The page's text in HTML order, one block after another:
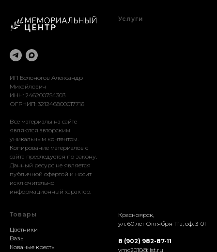
ИП Белоногов Александр
Михайлович
ИНН: 246200754303
ОГРНИП: 321246800017716
Все материалы на сайте
являются авторским
уникальным контентом.
Копирование материалов с
сайта преследуется по закону.
Данный ресурс не является
публичной офертой и носит
исключительно
информационный характер.
Услуги
Товары
Цветники
Вазы
Кованые кресты
Красноярск,
ул. 60 лет Октября 111а, оф. 3-01
8 (902) 982-87-11
vmc2010@list.ru